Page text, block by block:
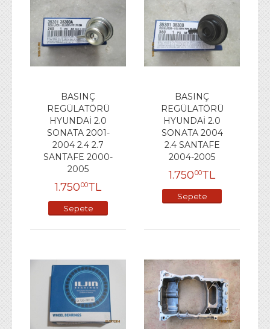
BASINÇ
REGÜLATÖRÜ
HYUNDAİ 2.0
SONATA 2001-
2004 2.4 2.7
SANTAFE 2000-
2005
1.75000TL
Sepete
BASINÇ
REGÜLATÖRÜ
HYUNDAİ 2.0
SONATA 2004
2.4 SANTAFE
2004-2005
1.75000TL
Sepete